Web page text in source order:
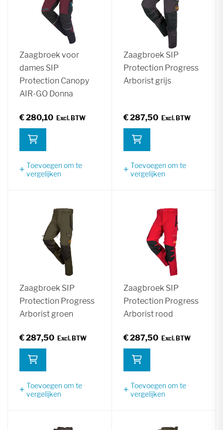
Zaagbroek voor
dames SIP
Protection Canopy
AIR-GO Donna
€ 280,10
Toevoegen om te
vergelijken
Zaagbroek SIP
Protection Progress
Arborist grijs
€ 287,50
Toevoegen om te
vergelijken
Zaagbroek SIP
Protection Progress
Arborist groen
€ 287,50
Toevoegen om te
vergelijken
Zaagbroek SIP
Protection Progress
Arborist rood
€ 287,50
Toevoegen om te
vergelijken